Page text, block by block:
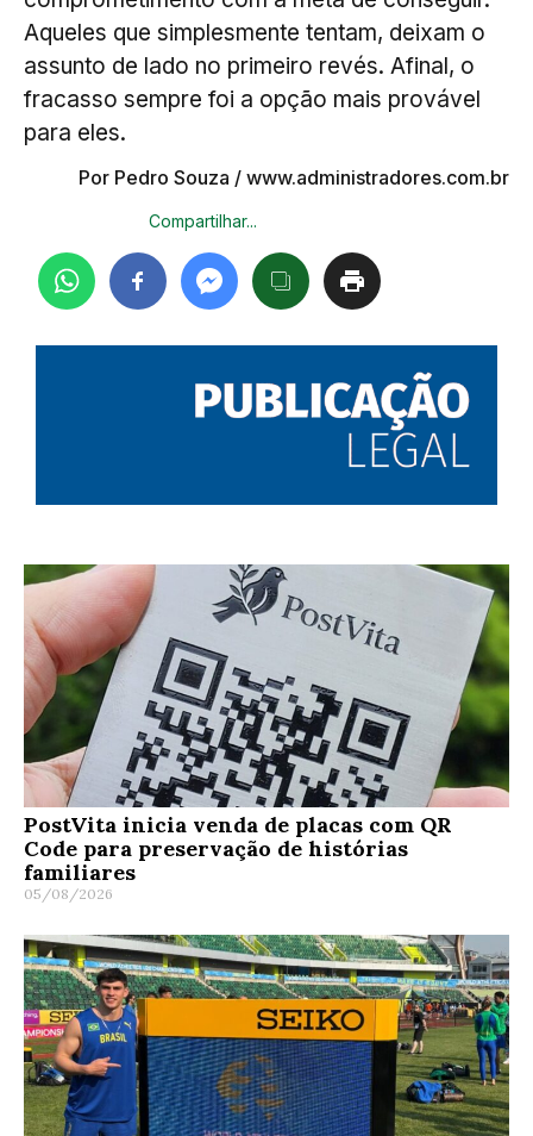
Aqueles que simplesmente tentam, deixam o
assunto de lado no primeiro revés. Afinal, o
fracasso sempre foi a opção mais provável
para eles.
Por Pedro Souza / www.administradores.com.br
Compartilhar...
PostVita inicia venda de placas com QR
Code para preservação de histórias
familiares
05/08/2026